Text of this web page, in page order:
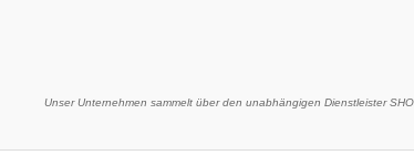
Unser Unternehmen sammelt über den unabhängigen Dienstleister